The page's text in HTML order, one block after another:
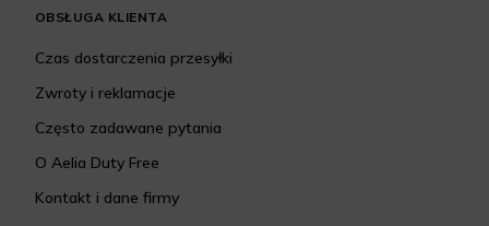
OBSŁUGA KLIENTA
Czas dostarczenia przesyłki
Zwroty i reklamacje
Często zadawane pytania
O Aelia Duty Free
Kontakt i dane firmy